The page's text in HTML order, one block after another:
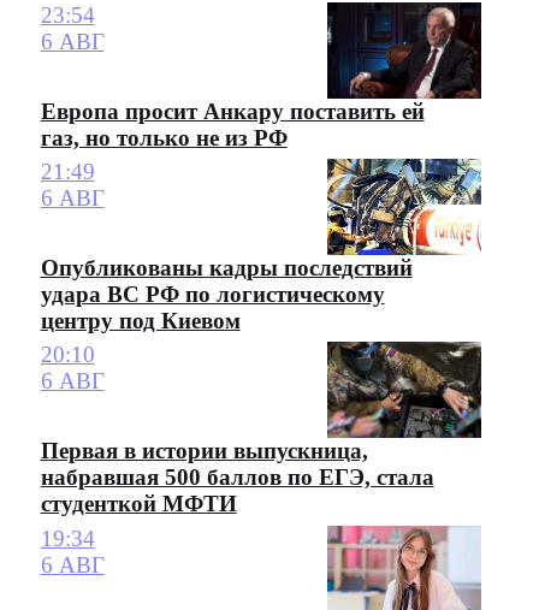
23:54
6 АВГ
Европа просит Анкару поставить ей
газ, но только не из РФ
21:49
6 АВГ
Опубликованы кадры последствий
удара ВС РФ по логистическому
центру под Киевом
20:10
6 АВГ
Первая в истории выпускница,
набравшая 500 баллов по ЕГЭ, стала
студенткой МФТИ
19:34
6 АВГ